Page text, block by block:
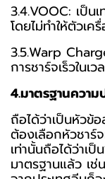
3.4.VOOC: เป็น
โดยไม่ทำให้ตัวเค
3.5.Warp
การชาร์จเร็วในเ
4.มาตรฐานควา
ถือได้ว่าเป็นหัวข้
ต้องเลือกหัวชาร์
เท่านั้นถือได้ว่าเป็
มาตรฐานแล้ว เ